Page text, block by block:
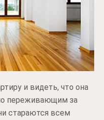
и видеть, что она
переживающим за
стараются всем